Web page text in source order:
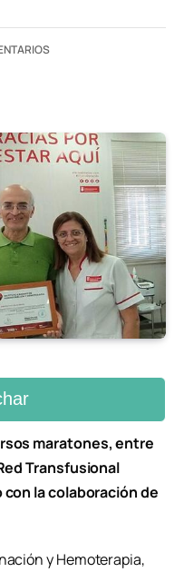
maratones, entre
Transfusional
con la colaboración de
y Hemoterapia,